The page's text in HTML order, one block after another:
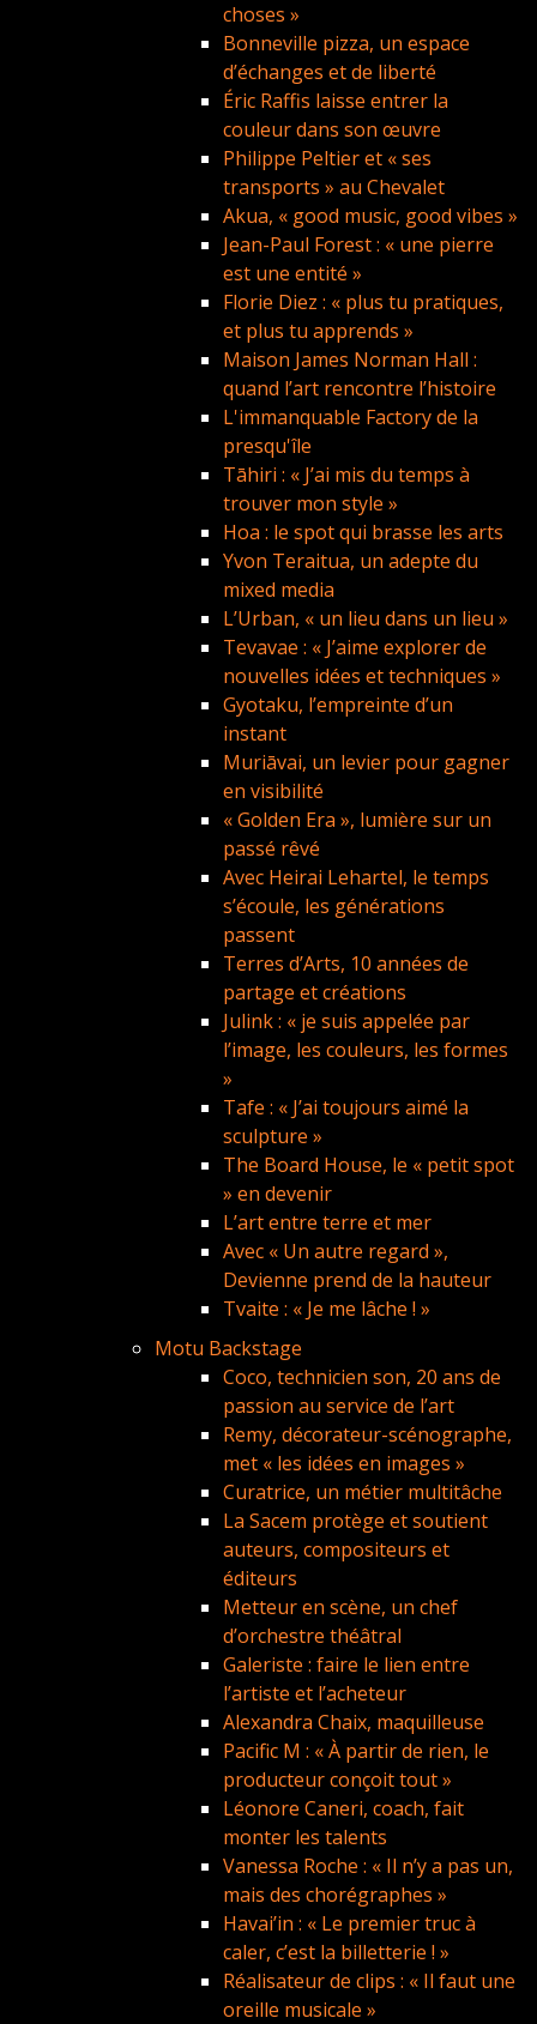
choses »
Bonneville pizza, un espace
d’échanges et de liberté
Éric Raffis laisse entrer la
couleur dans son œuvre
Philippe Peltier et « ses
transports » au Chevalet
Akua, « good music, good vibes »
Jean-Paul Forest : « une pierre
est une entité »
Florie Diez : « plus tu pratiques,
et plus tu apprends »
Maison James Norman Hall :
quand l’art rencontre l’histoire
L'immanquable Factory de la
presqu'île
Tāhiri : « J’ai mis du temps à
trouver mon style »
Hoa : le spot qui brasse les arts
Yvon Teraitua, un adepte du
mixed media
L’Urban, « un lieu dans un lieu »
Tevavae : « J’aime explorer de
nouvelles idées et techniques »
Gyotaku, l’empreinte d’un
instant
Muriāvai, un levier pour gagner
en visibilité
« Golden Era », lumière sur un
passé rêvé
Avec Heirai Lehartel, le temps
s’écoule, les générations
passent
Terres d’Arts, 10 années de
partage et créations
Julink : « je suis appelée par
l’image, les couleurs, les formes
»
Tafe : « J’ai toujours aimé la
sculpture »
The Board House, le « petit spot
» en devenir
L’art entre terre et mer
Avec « Un autre regard »,
Devienne prend de la hauteur
Tvaite : « Je me lâche ! »
Motu Backstage
Coco, technicien son, 20 ans de
passion au service de l’art
Remy, décorateur-scénographe,
met « les idées en images »
Curatrice, un métier multitâche
La Sacem protège et soutient
auteurs, compositeurs et
éditeurs
Metteur en scène, un chef
d’orchestre théâtral
Galeriste : faire le lien entre
l’artiste et l’acheteur
Alexandra Chaix, maquilleuse
Pacific M : « À partir de rien, le
producteur conçoit tout »
Léonore Caneri, coach, fait
monter les talents
Vanessa Roche : « Il n’y a pas un,
mais des chorégraphes »
Havai’in : « Le premier truc à
caler, c’est la billetterie ! »
Réalisateur de clips : « Il faut une
oreille musicale »